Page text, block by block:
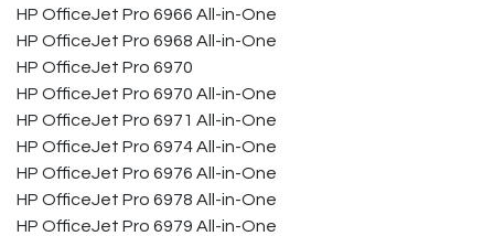
HP OfficeJet Pro 6966 All-in-One
HP OfficeJet Pro 6968 All-in-One
HP OfficeJet Pro 6970
HP OfficeJet Pro 6970 All-in-One
HP OfficeJet Pro 6971 All-in-One
HP OfficeJet Pro 6974 All-in-One
HP OfficeJet Pro 6976 All-in-One
HP OfficeJet Pro 6978 All-in-One
HP OfficeJet Pro 6979 All-in-One